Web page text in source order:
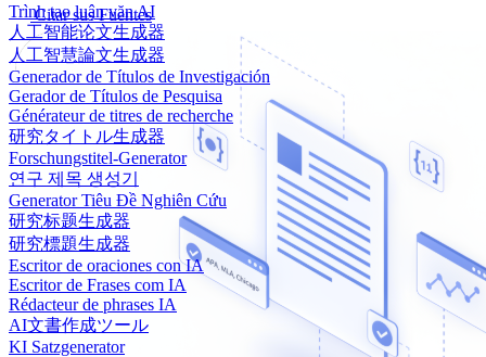
Trình tạo luận văn AI
人工智能论文生成器
人工智慧論文生成器
Generador de Títulos de Investigación
Gerador de Títulos de Pesquisa
Générateur de titres de recherche
研究タイトル生成器
Forschungstitel-Generator
연구 제목 생성기
Generator Tiêu Đề Nghiên Cứu
研究标题生成器
研究標題生成器
Escritor de oraciones con IA
Escritor de Frases com IA
Rédacteur de phrases IA
AI文書作成ツール
KI Satzgenerator
Citar sus Fuentes